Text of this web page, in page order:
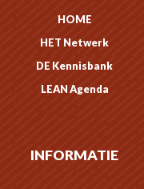
HOME
HET Netwerk
DE Kennisbank
LEAN Agenda
INFORMATIE